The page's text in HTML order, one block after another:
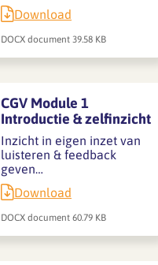
Download
DOCX document 39.58 KB
CGV Module 1
Introductie & zelfinzicht
Inzicht in eigen inzet van
luisteren & feedback
geven…
Download
DOCX document 60.79 KB